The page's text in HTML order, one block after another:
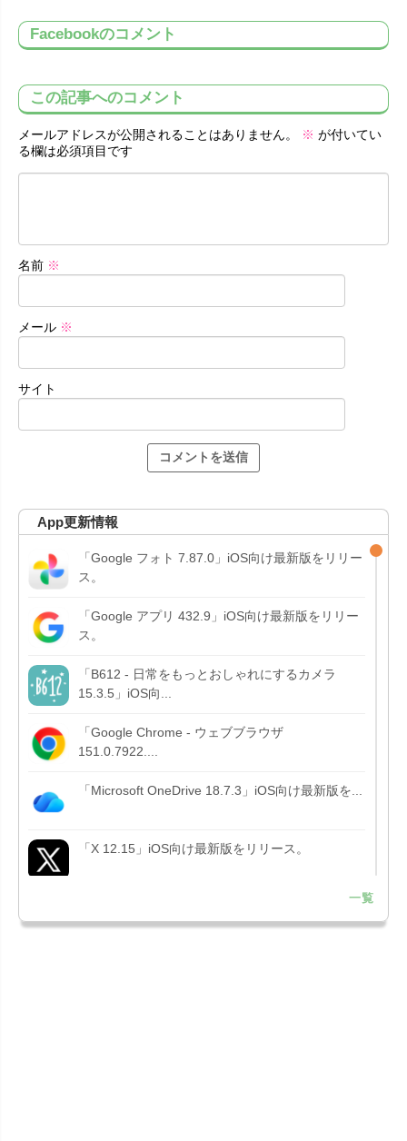
Facebookのコメント
この記事へのコメント
メールアドレスが公開されることはありません。 ※ が付いてい
る欄は必須項目です
名前 ※
メール ※
サイト
App更新情報
「Google フォト 7.87.0」iOS向け最新版をリリー
ス。
「Google アプリ 432.9」iOS向け最新版をリリー
ス。
「B612 - 日常をもっとおしゃれにするカメラ
15.3.5」iOS向...
「Google Chrome - ウェブブラウザ
151.0.7922....
「Microsoft OneDrive 18.7.3」iOS向け最新版を...
「X 12.15」iOS向け最新版をリリース。
Liguid G...
一覧